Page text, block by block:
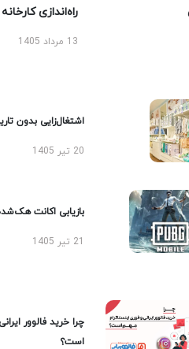
راه‌اندازی
13 مرداد 1405
اشتغال‌زایی بدون
20 تیر 1405
بازیابی اکانت هک‌شده
چرا خرید فالوور
است؟